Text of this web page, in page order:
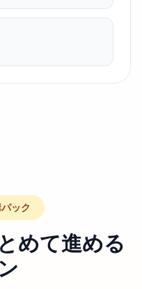
ック
めて進める